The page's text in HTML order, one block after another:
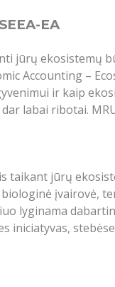
EA
jūrų ekosistemų
Accounting –
ir kaip
labai ribotai.
taikant jūrų
įvairovė,
lyginama
iniciatyvas,